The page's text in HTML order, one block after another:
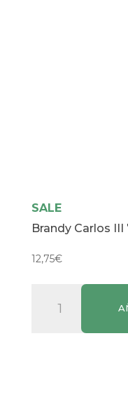
SALE
Brandy Carlos III
12,75€
Carlos